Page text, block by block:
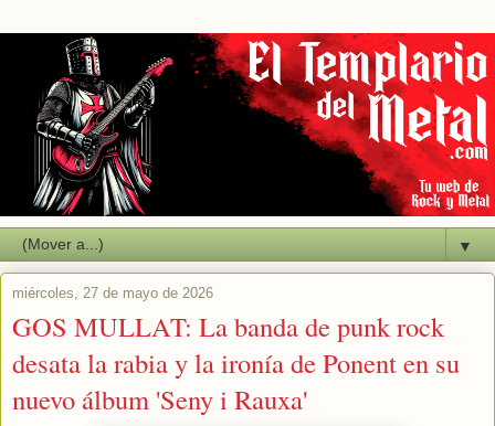
▼
miércoles, 27 de mayo de 2026
GOS MULLAT: La banda de punk rock
desata la rabia y la ironía de Ponent en su
nuevo álbum 'Seny i Rauxa'